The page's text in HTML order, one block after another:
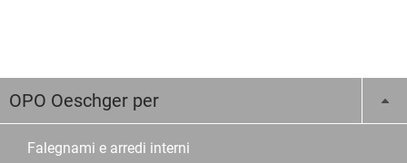
OPO Oeschger per
Falegnami e arredi interni